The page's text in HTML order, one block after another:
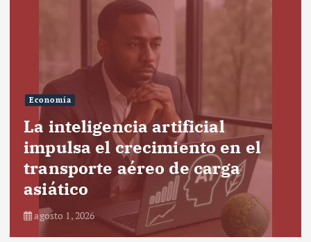
Economía
La inteligencia artificial
impulsa el crecimiento en el
transporte aéreo de carga
asiático
agosto 1, 2026